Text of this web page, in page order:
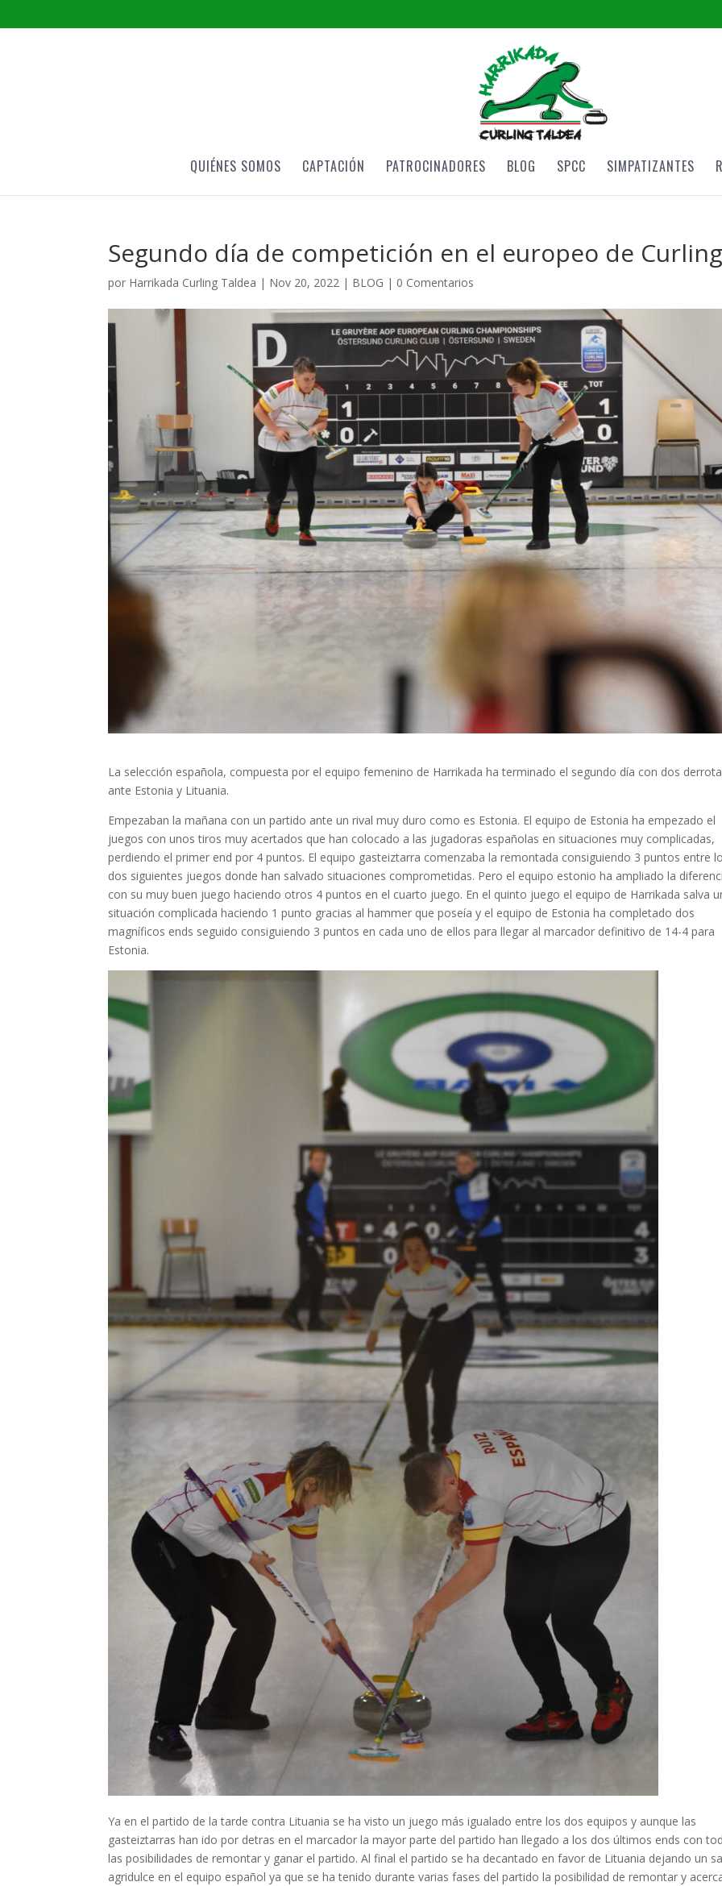
QUIÉNES SOMOS CAPTACIÓN PATROCINADORES BLOG SPCC SIMPATIZANTES
Segundo día de competición en el europeo de Curling
por Harrikada Curling Taldea | Nov 20, 2022 | BLOG | 0 Comentarios
La selección española, compuesta por el equipo femenino de Harrikada ha terminado el segundo día con dos
ante Estonia y Lituania.
Empezaban la mañana con un partido ante un rival muy duro como es Estonia. El equipo de Estonia ha empezado el
juegos con unos tiros muy acertados que han colocado a las jugadoras españolas en situaciones muy complicadas,
perdiendo el primer end por 4 puntos. El equipo gasteiztarra comenzaba la remontada consiguiendo 3 puntos entre
dos siguientes juegos donde han salvado situaciones comprometidas. Pero el equipo estonio ha ampliado la
con su muy buen juego haciendo otros 4 puntos en el cuarto juego. En el quinto juego el equipo de Harrikada salva
situación complicada haciendo 1 punto gracias al hammer que poseía y el equipo de Estonia ha completado dos
magníficos ends seguido consiguiendo 3 puntos en cada uno de ellos para llegar al marcador definitivo de 14-4 para
Estonia.
Ya en el partido de la tarde contra Lituania se ha visto un juego más igualado entre los dos equipos y aunque las
gasteiztarras han ido por detras en el marcador la mayor parte del partido han llegado a los dos últimos ends con
las posibilidades de remontar y ganar el partido. Al final el partido se ha decantado en favor de Lituania dejando un
agridulce en el equipo español ya que se ha tenido durante varias fases del partido la posibilidad de remontar y